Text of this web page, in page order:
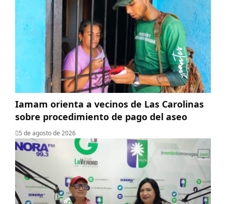
Iamam orienta a vecinos de Las Carolinas
sobre procedimiento de pago del aseo
5 de agosto de 2026